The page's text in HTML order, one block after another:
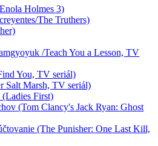
Holmes 3)
The Truthers)
/Teach You a Lesson, TV
You, TV seriál)
Salt Marsh, TV seriál)
First)
(Tom Clancy's Jack Ryan: Ghost
(The Punisher: One Last Kill,